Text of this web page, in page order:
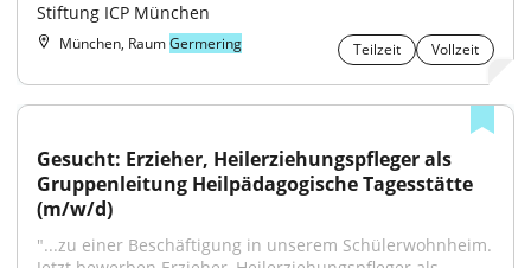
Stiftung ICP München
München, RaumGermering Teilzeit Vollzeit
Gesucht: Erzieher, Heilerziehungspfleger als
Gruppenleitung Heilpädagogische Tagesstätte
(m/w/d)
"...zu einer Beschäftigung in unserem Schülerwohnheim.